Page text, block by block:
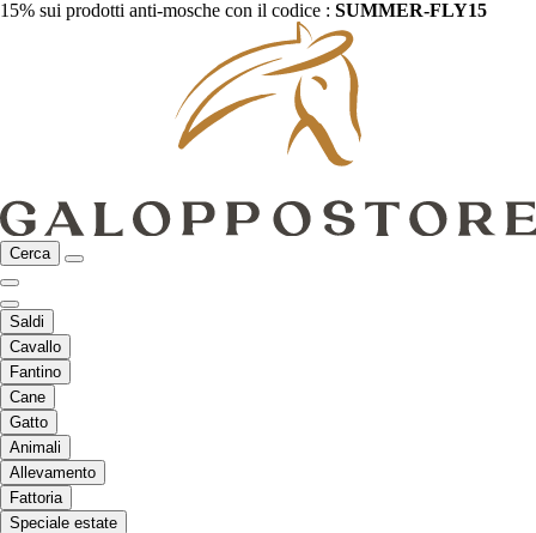
15% sui prodotti anti-mosche con il codice : SUMMER-FLY15
Cerca
Saldi
Cavallo
Fantino
Cane
Gatto
Animali
Allevamento
Fattoria
Speciale estate